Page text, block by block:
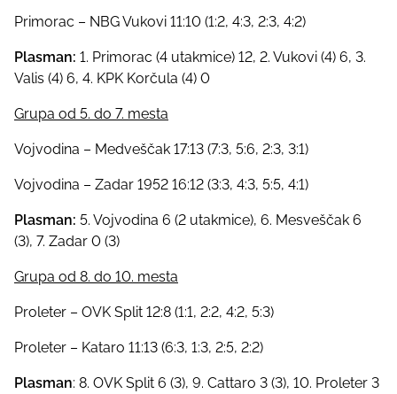
Primorac – NBG Vukovi 11:10 (1:2, 4:3, 2:3, 4:2)
Plasman: 1. Primorac (4 utakmice) 12, 2. Vukovi (4) 6, 3.
Valis (4) 6, 4. KPK Korčula (4) 0
Grupa od 5. do 7. mesta
Vojvodina – Medveščak 17:13 (7:3, 5:6, 2:3, 3:1)
Vojvodina – Zadar 1952 16:12 (3:3, 4:3, 5:5, 4:1)
Plasman: 5. Vojvodina 6 (2 utakmice), 6. Mesveščak 6
(3), 7. Zadar 0 (3)
Grupa od 8. do 10. mesta
Proleter – OVK Split 12:8 (1:1, 2:2, 4:2, 5:3)
Proleter – Kataro 11:13 (6:3, 1:3, 2:5, 2:2)
Plasman: 8. OVK Split 6 (3), 9. Cattaro 3 (3), 10. Proleter 3